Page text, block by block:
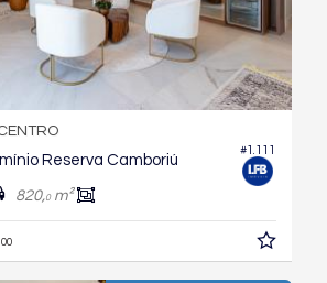
#1.111
Reserva Camboriú
820,0m²
00